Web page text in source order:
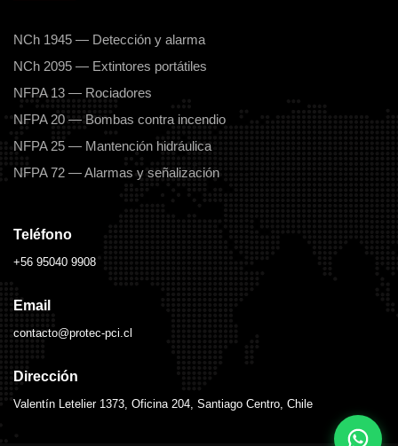
NCh 1945 — Detección y alarma
NCh 2095 — Extintores portátiles
NFPA 13 — Rociadores
NFPA 20 — Bombas contra incendio
NFPA 25 — Mantención hidráulica
NFPA 72 — Alarmas y señalización
Teléfono
+56 95040 9908
Email
contacto@protec-pci.cl
Dirección
Valentín Letelier 1373, Oficina 204, Santiago Centro, Chile